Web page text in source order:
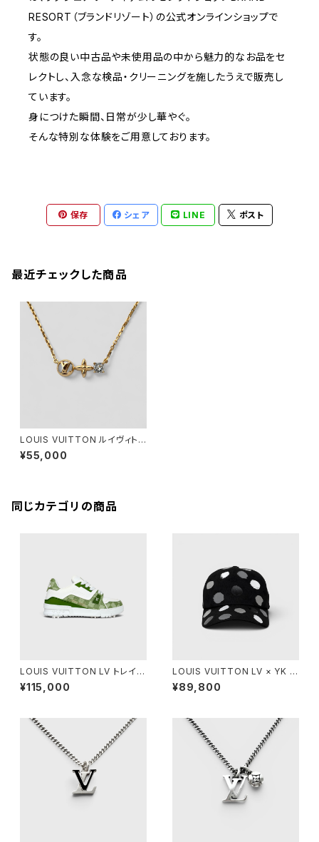
RESORT（ブランドリゾート）の公式オンラインショップで
す。
状態の良い中古品や未使用品の中から魅力的なお品をセ
レクトし、入念な検品・クリーニングを施したうえで販売し
ています。
身につけた瞬間、日常が少し華やぐ。
そんな特別な体験をご用意しております。
保存 シェア LINE ポスト
最近チェックした商品
LOUIS VUITTON ルイヴィトン
ネックレス プティルイ M0036
8
¥55,000
同じカテゴリの商品
LOUIS VUITTON LV トレイナ
ー スニーカー グリーン 5
¥115,000
LOUIS VUITTON LV × YK ペ
インティッド ドット キャップ ブラ
ック L
¥89,800